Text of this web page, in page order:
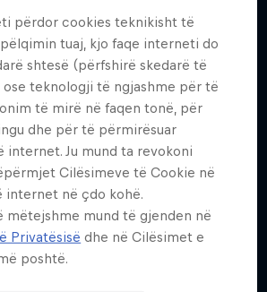
përdor cookies teknikisht të
tuaj, kjo faqe interneti do
shtesë (përfshirë skedarë të
teknologji të ngjashme për të
të mirë në faqen tonë, për
dhe për të përmirësuar
internet. Ju mund ta revokoni
Cilësimeve të Cookie në
internet në çdo kohë.
mëtejshme mund të gjenden në
Privatësisë dhe në Cilësimet e
poshtë.